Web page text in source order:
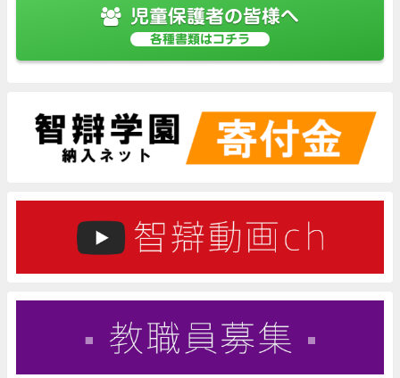
児童保護者の皆様へ
各種書類はコチラ